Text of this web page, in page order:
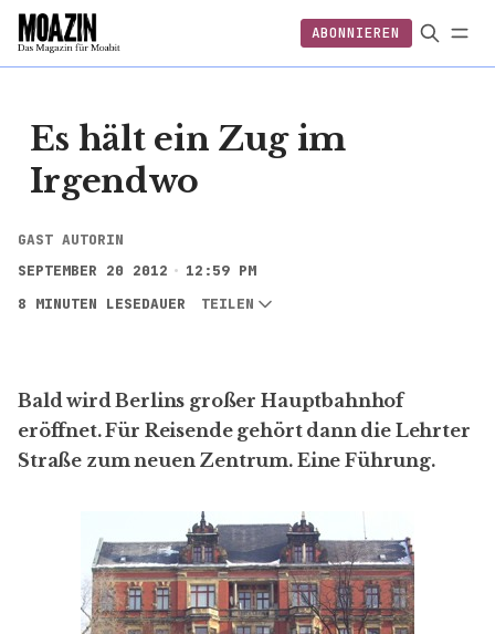
ABONNIEREN
EINLOGGEN
ABONNIEREN FOLGEN
Es hält ein Zug im
Irgendwo
GAST AUTORIN
SEPTEMBER 20 2012
12:59 PM
8 MINUTEN LESEDAUER
TEILEN
Bald wird Berlins großer Hauptbahnhof
eröffnet. Für Reisende gehört dann die Lehrter
Straße zum neuen Zentrum. Eine Führung.